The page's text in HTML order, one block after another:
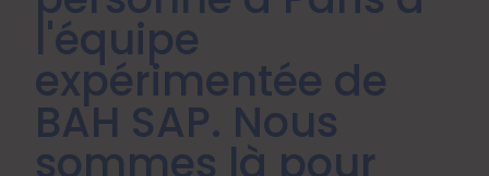
l'équipe
expérimentée de
BAH SAP. Nous
sommes là pour